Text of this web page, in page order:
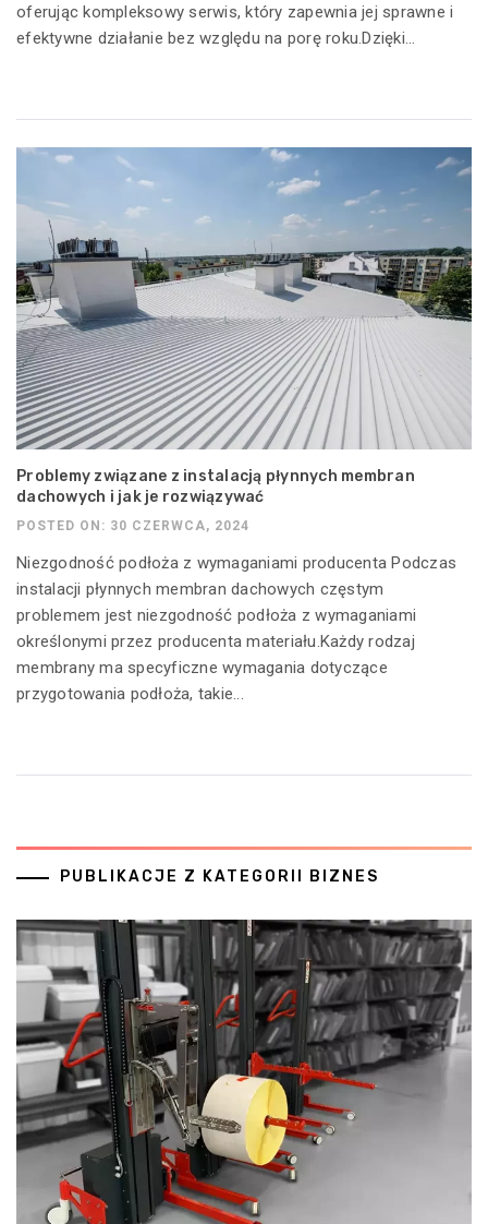
oferując kompleksowy serwis, który zapewnia jej sprawne i
efektywne działanie bez względu na porę roku.Dzięki...
Problemy związane z instalacją płynnych membran
dachowych i jak je rozwiązywać
POSTED ON: 30 CZERWCA, 2024
Niezgodność podłoża z wymaganiami producenta Podczas
instalacji płynnych membran dachowych częstym
problemem jest niezgodność podłoża z wymaganiami
określonymi przez producenta materiału.Każdy rodzaj
membrany ma specyficzne wymagania dotyczące
przygotowania podłoża, takie...
PUBLIKACJE Z KATEGORII BIZNES